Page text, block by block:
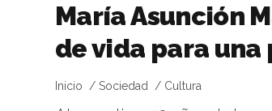
María Asunción
de vida para
Inicio Sociedad Cultura